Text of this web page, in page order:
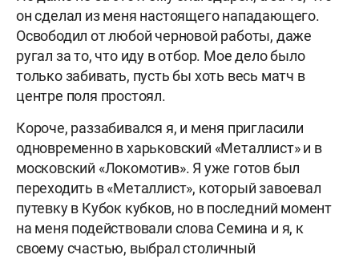
он сделал из меня настоящего нападающего.
Освободил от любой черновой работы, даже
ругал за то, что иду в отбор. Мое дело было
только забивать, пусть бы хоть весь матч в
центре поля простоял.
Короче, раззабивался я, и меня пригласили
одновременно в харьковский «Металлист» и в
московский «Локомотив». Я уже готов был
переходить в «Металлист», который завоевал
путевку в Кубок кубков, но в последний момент
на меня подействовали слова Семина и я, к
своему счастью, выбрал столичный